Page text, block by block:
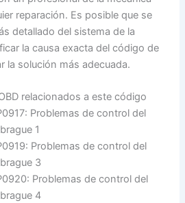
reparación. Es posible que se
detallado del sistema de la
la causa exacta del código de
la solución más adecuada.
relacionados a este código
Problemas de control del
1
Problemas de control del
3
Problemas de control del
4